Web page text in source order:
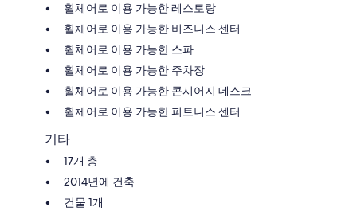
휠체어로 이용 가능한 레스토랑
휠체어로 이용 가능한 비즈니스 센터
휠체어로 이용 가능한 스파
휠체어로 이용 가능한 주차장
휠체어로 이용 가능한 콘시어지 데스크
휠체어로 이용 가능한 피트니스 센터
기타
17개 층
2014년에 건축
건물 1개